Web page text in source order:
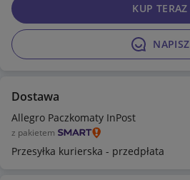
NAPISZ
KUP TERAZ
Dostawa
Allegro Paczkomaty InPost
z pakietem
Przesyłka kurierska - przedpłata